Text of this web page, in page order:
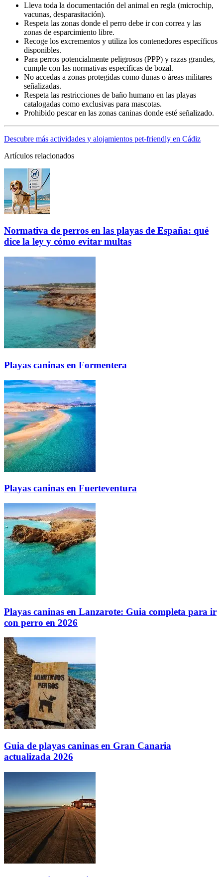
Lleva toda la documentación del animal en regla (microchip,
vacunas, desparasitación).
Respeta las zonas donde el perro debe ir con correa y las
zonas de esparcimiento libre.
Recoge los excrementos y utiliza los contenedores específicos
disponibles.
Para perros potencialmente peligrosos (PPP) y razas grandes,
cumple con las normativas específicas de bozal.
No accedas a zonas protegidas como dunas o áreas militares
señalizadas.
Respeta las restricciones de baño humano en las playas
catalogadas como exclusivas para mascotas.
Prohibido pescar en las zonas caninas donde esté señalizado.
Descubre más actividades y alojamientos pet-friendly en Cádiz
Artículos relacionados
Normativa de perros en las playas de España: qué
dice la ley y cómo evitar multas
Playas caninas en Formentera
Playas caninas en Fuerteventura
Playas caninas en Lanzarote: Guia completa para ir
con perro en 2026
Guia de playas caninas en Gran Canaria
actualizada 2026